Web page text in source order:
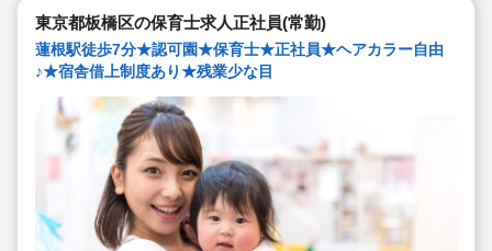
東京都板橋区の保育士求人正社員(常勤)
蓮根駅徒歩7分★認可園★保育士★正社員★ヘアカラー自由
♪★宿舎借上制度あり★残業少な目